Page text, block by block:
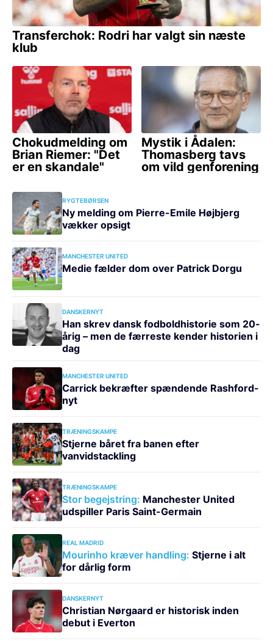
RYGTEBØRSEN
Ny melding om Pierre-Emile Højbjerg
vækker opsigt
MANCHESTER UNITED
Medie fælder dom over Patrick Dorgu
DANSKERNYT
Han skrev dansk fodboldhistorie som 20-
årig – men de færreste kender historien i
dag
MANCHESTER UNITED
Carrick bekræfter spændende Rashford-
nyt
TRÆNINGSKAMPE
Stjerne båret fra banen efter
vanvidstackling
TRÆNINGSKAMPE
Stor begejstring: Manchester United
udspiller Paris Saint-Germain
REAL MADRID
Mourinho kræver handling: Stjerne i alt
for dårlig form
DANSKERNYT
Christian Nørgaard er historisk inden
debut i Everton